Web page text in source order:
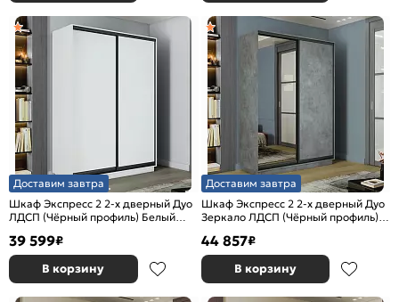
Доставим завтра
Шкаф Экспресс 2 2-х дверный Дуо
ЛДСП (Чёрный профиль) Белый
39 599₽
В корзину
Доставим завтра
Шкаф Экспресс 2 2-х дверный Дуо
Зеркало ЛДСП (Чёрный профиль)
44 857₽
В корзину